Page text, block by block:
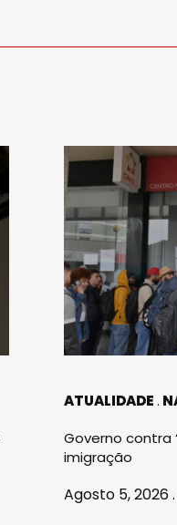
ATUALIDADE
Governo contra
imigração
Agosto 5, 2026